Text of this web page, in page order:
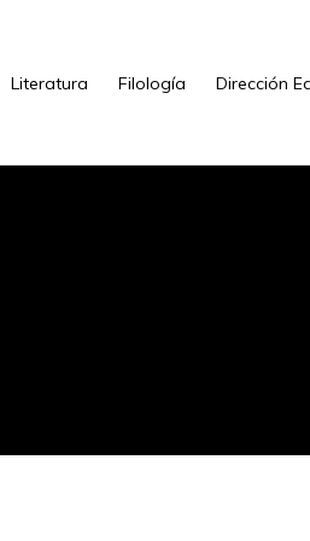
Literatura Filología Dirección